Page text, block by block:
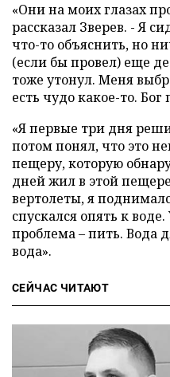
«Они на моих глазах
рассказал Зверев. - Я
что-то объяснить, но
(если бы провел) еще
тоже утонул. Меня
есть чудо какое-то. Бог
«Я первые три дня
потом понял, что это
пещеру, которую
дней жил в этой
вертолеты, я
спускался опять к
проблема – пить. Вода
вода».
СЕЙЧАС ЧИТАЮТ